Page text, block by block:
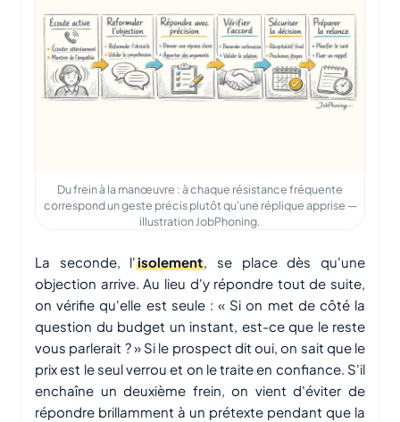
Du frein à la manœuvre : à chaque résistance fréquente
correspond un geste précis plutôt qu'une réplique apprise —
illustration JobPhoning.
La seconde, l'isolement, se place dès qu'une
objection arrive. Au lieu d'y répondre tout de suite,
on vérifie qu'elle est seule : « Si on met de côté la
question du budget un instant, est-ce que le reste
vous parlerait ? » Si le prospect dit oui, on sait que le
prix est le seul verrou et on le traite en confiance. S'il
enchaîne un deuxième frein, on vient d'éviter de
répondre brillamment à un prétexte pendant que la